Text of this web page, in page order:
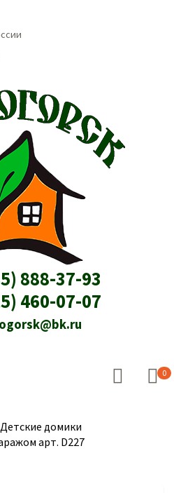
888-37-93
460-07-07
0
Детские домики
арт. D227